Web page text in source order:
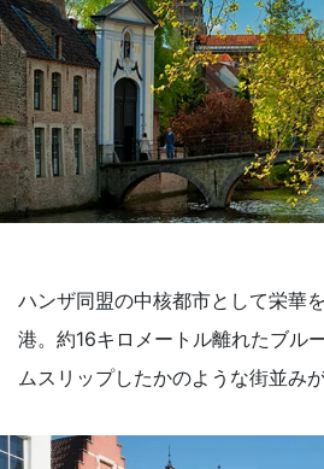
ハンザ同盟の中核都市として栄華
港。約16キロメートル離れたブル
ムスリップしたかのような街並み